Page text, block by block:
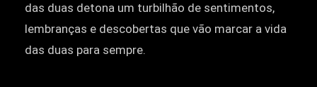
das duas detona um turbilhão de sentimentos,
lembranças e descobertas que vão marcar a vida
das duas para sempre.